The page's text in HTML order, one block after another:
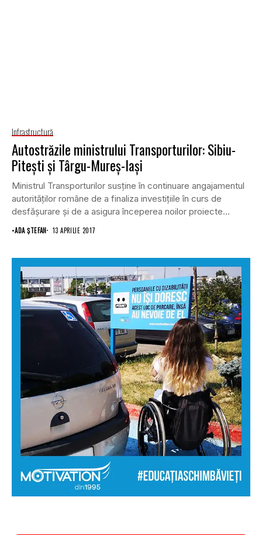
Infrastructură
Autostrăzile ministrului Transporturilor: Sibiu-
Piteşti şi Târgu-Mureş-Iaşi
Ministrul Transporturilor susţine în continuare angajamentul
autorităţilor române de a finaliza investiţiile în curs de
desfăşurare şi de a asigura începerea noilor proiecte...
•ADA ȘTEFAN 13 APRILIE 2017